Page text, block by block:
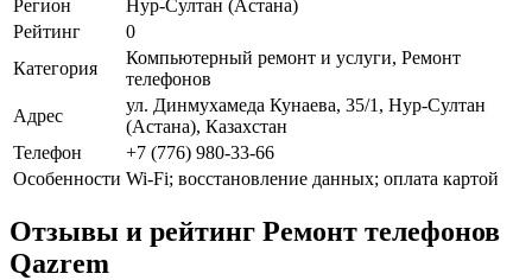
Регион
Нур-Султан (Астана)
Рейтинг
0
Категория
Компьютерный ремонт и услуги, Ремонт
телефонов
Адрес
ул. Динмухамеда Кунаева, 35/1, Нур-Султан
(Астана), Казахстан
Телефон
+7 (776) 980-33-66
Особенности Wi-Fi; восстановление данных; оплата картой
Отзывы и рейтинг Ремонт телефонов
Qazrem